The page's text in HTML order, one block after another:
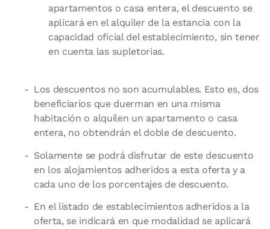
apartamentos o casa entera, el descuento se
aplicará en el alquiler de la estancia con la
capacidad oficial del establecimiento, sin tener
en cuenta las supletorias.
Los descuentos no son acumulables. Esto es, dos
beneficiarios que duerman en una misma
habitación o alquilen un apartamento o casa
entera, no obtendrán el doble de descuento.
Solamente se podrá disfrutar de este descuento
en los alojamientos adheridos a esta oferta y a
cada uno de los porcentajes de descuento.
En el listado de establecimientos adheridos a la
oferta, se indicará en que modalidad se aplicará